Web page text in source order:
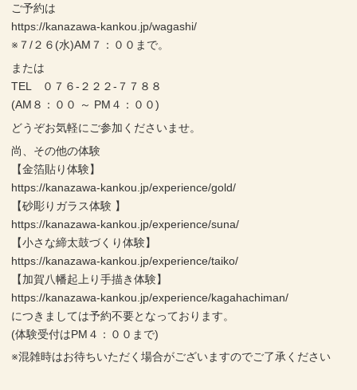
ご予約は
https://kanazawa-kankou.jp/wagashi/
※７/２６(水)AM７：００まで。
または
TEL ０７６-２２２-７７８８
(AM８：００ ～ PM４：００)
どうぞお気軽にご参加くださいませ。
尚、その他の体験
【金箔貼り体験】
https://kanazawa-kankou.jp/experience/gold/
【砂彫りガラス体験 】
https://kanazawa-kankou.jp/experience/suna/
【小さな締太鼓づくり体験】
https://kanazawa-kankou.jp/experience/taiko/
【加賀八幡起上り手描き体験】
https://kanazawa-kankou.jp/experience/kagahachiman/
につきましては予約不要となっております。
(体験受付はPM４：００まで)
※混雑時はお待ちいただく場合がございますのでご了承ください